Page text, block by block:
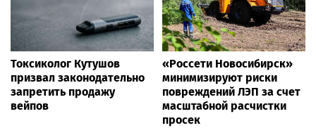
Токсиколог Кутушов
призвал законодательно
запретить продажу
вейпов
«Россети Новосибирск»
минимизируют риски
повреждений ЛЭП за счет
масштабной расчистки
просек